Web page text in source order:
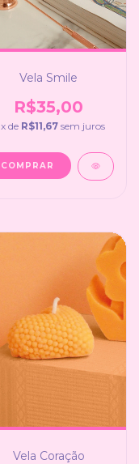
Vela Smile
R$35,00
x de R$11,67 sem juros
COMPRAR
Vela Coração